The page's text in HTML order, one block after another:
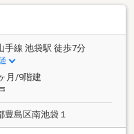
!◇居住用の他に事務所
～～～～～～～～～～
ら購入可!長期低金利50
ローンご相談下さい!
で送迎も可!◆年中無休!
円QUOプレゼン
でCM放映♪
手線 池袋駅 徒歩7分
月/9階建
豊島区南池袋１